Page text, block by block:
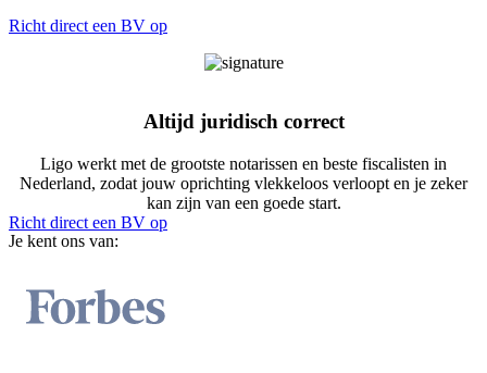
Richt direct een BV op
Altijd juridisch correct
Ligo werkt met de grootste notarissen en beste fiscalisten in
Nederland, zodat jouw oprichting vlekkeloos verloopt en je zeker
kan zijn van een goede start.
Richt direct een BV op
Je kent ons van: